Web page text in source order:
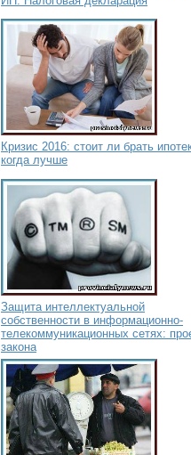
Кризис 2016: стоит ли брать
когда лучше
Защита интеллектуальной
собственности в информационно-
телекоммуникационных сетях:
закона